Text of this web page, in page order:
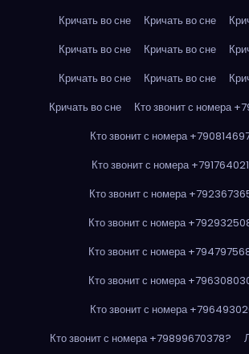
Кричать во сне
Кричать во сне
Кричать во сне
Кричать во сне
Кричать во сне
Кричать во сне
Кричать во сне
Кто звонит с номера
Кто звонит с номера
Кто звонит с номера
Кто звонит с номера
Кто звонит с номера
Кто звонит с номера
Кто звонит с номера
Кто звонит с номера
Кто звонит с номера +79899670378?